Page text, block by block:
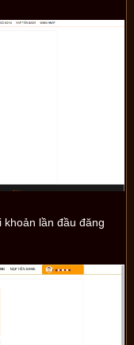
khoản lần đầu đăng